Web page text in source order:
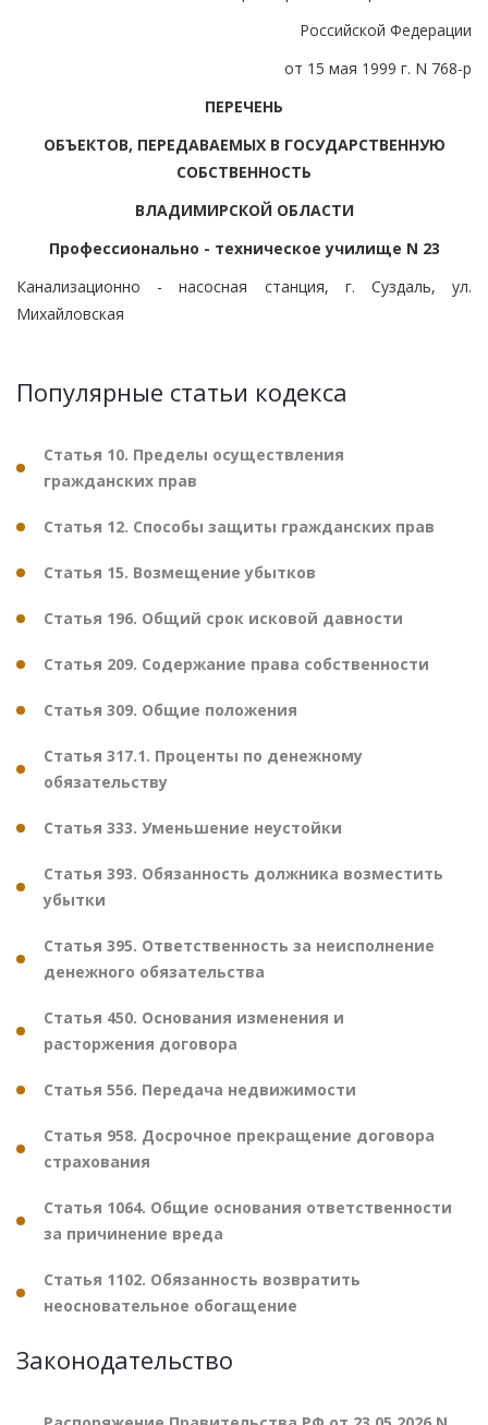
Российской Федерации
от 15 мая 1999 г. N 768-р
ПЕРЕЧЕНЬ
ОБЪЕКТОВ, ПЕРЕДАВАЕМЫХ В ГОСУДАРСТВЕННУЮ
СОБСТВЕННОСТЬ
ВЛАДИМИРСКОЙ ОБЛАСТИ
Профессионально - техническое училище N 23
Канализационно - насосная станция, г. Суздаль, ул.
Михайловская
Популярные статьи кодекса
Статья 10. Пределы осуществления
гражданских прав
Статья 12. Способы защиты гражданских прав
Статья 15. Возмещение убытков
Статья 196. Общий срок исковой давности
Статья 209. Содержание права собственности
Статья 309. Общие положения
Статья 317.1. Проценты по денежному
обязательству
Статья 333. Уменьшение неустойки
Статья 393. Обязанность должника возместить
убытки
Статья 395. Ответственность за неисполнение
денежного обязательства
Статья 450. Основания изменения и
расторжения договора
Статья 556. Передача недвижимости
Статья 958. Досрочное прекращение договора
страхования
Статья 1064. Общие основания ответственности
за причинение вреда
Статья 1102. Обязанность возвратить
неосновательное обогащение
Законодательство